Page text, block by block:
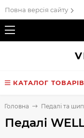
Повна версія сайту
КАТАЛОГ ТОВАРІВ
Головна Педалі та
Педалі